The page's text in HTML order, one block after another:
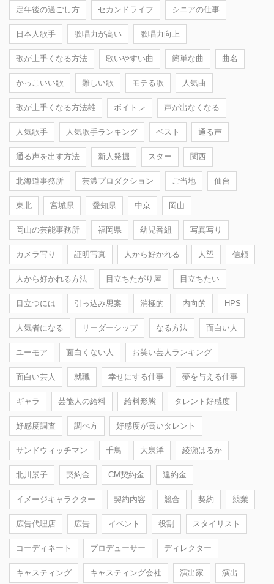
定年後の過ごし方 セカンドライフ シニアの仕事
日本人歌手 歌唱力が高い 歌唱力向上
歌が上手くなる方法 歌いやすい曲 簡単な曲 曲名
かっこいい歌 難しい歌 モテる歌 人気曲
歌が上手くなる方法雄 ボイトレ 声が出なくなる
人気歌手 人気歌手ランキング ベスト 通る声
通る声を出す方法 新人発掘 スター 関西
北海道事務所 芸濃プロダクション ご当地 仙台
東北 宮城県 愛知県 中京 岡山
岡山の芸能事務所 福岡県 幼児番組 写真写り
カメラ写り 証明写真 人から好かれる 人望 信頼
人から好かれる方法 目立ちたがり屋 目立ちたい
目立つには 引っ込み思案 消極的 内向的 HPS
人気者になる リーダーシップ なる方法 面白い人
ユーモア 面白くない人 お笑い芸人ランキング
面白い芸人 就職 幸せにする仕事 夢を与える仕事
ギャラ 芸能人の給料 給料形態 タレント好感度
好感度調査 調べ方 好感度が高いタレント
サンドウィッチマン 千鳥 大泉洋 綾瀬はるか
北川景子 契約金 CM契約金 違約金
イメージキャラクター 契約内容 競合 契約 競業
広告代理店 広告 イベント 役割 スタイリスト
コーディネート プロデューサー ディレクター
キャスティング キャスティング会社 演出家 演出